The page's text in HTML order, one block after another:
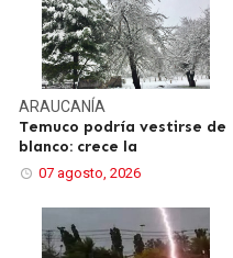
ARAUCANÍA
Temuco podría vestirse de
blanco: crece la
07 agosto, 2026